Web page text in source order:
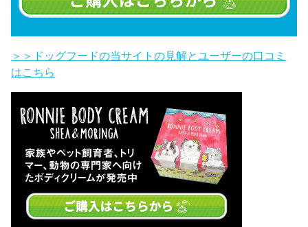
＞＞ドッグフードの当サイトの見解とユーザーの口コミ
はこちら